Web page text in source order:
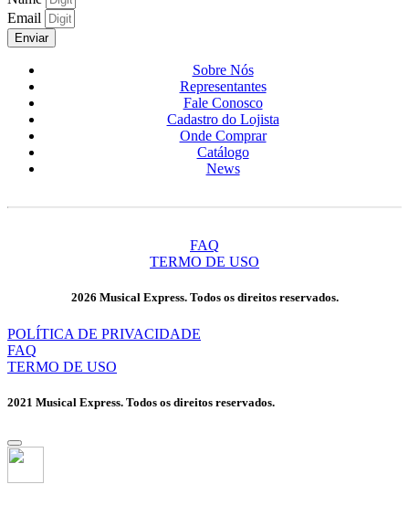
Email
Enviar
Sobre Nós
Representantes
Fale Conosco
Cadastro do Lojista
Onde Comprar
Catálogo
News
FAQ
TERMO DE USO
2026 Musical Express. Todos os direitos reservados.
POLÍTICA DE PRIVACIDADE
FAQ
TERMO DE USO
2021 Musical Express. Todos os direitos reservados.